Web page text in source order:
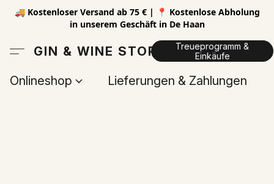
🚚 Kostenloser Versand ab 75 € | 📍 Kostenlose Abholung
in unserem Geschäft in De Haan
GIN & WINE STORE
Treueprogramm &
Einkäufe
Onlineshop Lieferungen & Zahlungen